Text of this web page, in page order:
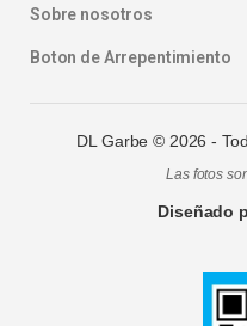
Sobre nosotros
Boton de Arrepentimiento
DL Garbe © 2026 -
Las fotos
Diseñado